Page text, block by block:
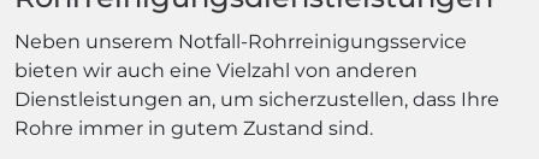
Neben unserem Notfall-Rohrreinigungsservice
bieten wir auch eine Vielzahl von anderen
Dienstleistungen an, um sicherzustellen, dass Ihre
Rohre immer in gutem Zustand sind.